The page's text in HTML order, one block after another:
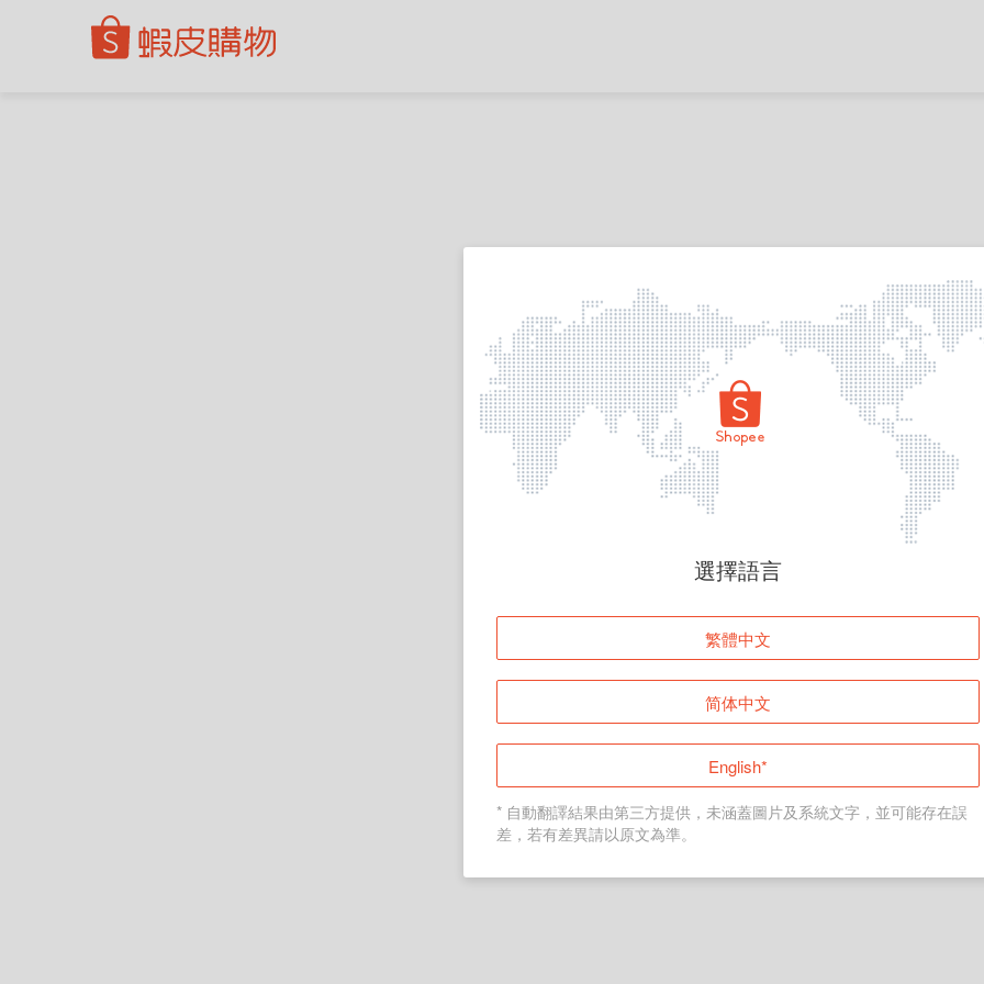
頁面無法顯示
登入
返回首頁
選擇語言
繁體中文
简体中文
English*
* 自動翻譯結果由第三方提供，未涵蓋圖片及系統文字，並可能存在誤
差，若有差異請以原文為準。